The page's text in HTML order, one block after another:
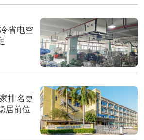
省电空
排名更
居前位